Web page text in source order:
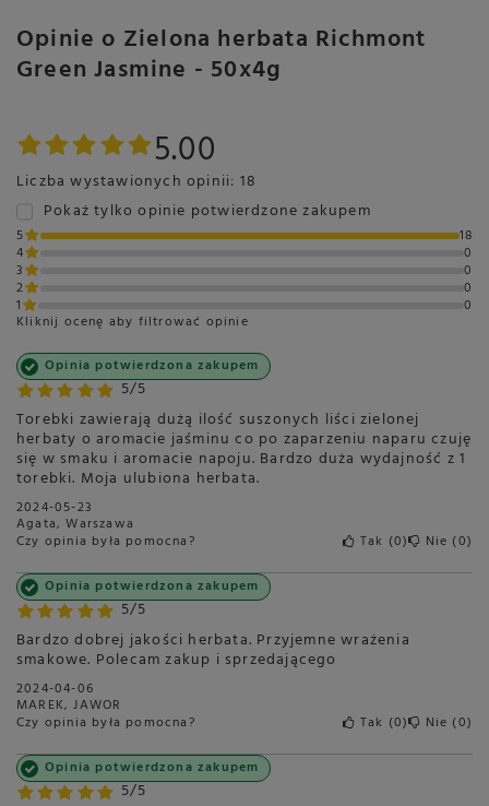
Opinie o Zielona herbata Richmont
Green Jasmine - 50x4g
5.00
Liczba wystawionych opinii: 18
Pokaż tylko opinie potwierdzone zakupem
5
18
4
0
3
0
2
0
1
0
Kliknij ocenę aby filtrować opinie
5/5
Opinia potwierdzona zakupem
Torebki zawierają dużą ilość suszonych liści zielonej
herbaty o aromacie jaśminu co po zaparzeniu naparu czuję
się w smaku i aromacie napoju. Bardzo duża wydajność z 1
torebki. Moja ulubiona herbata.
2024-05-23
Agata, Warszawa
Czy opinia była pomocna? Tak 0 Nie 0
5/5
Opinia potwierdzona zakupem
Bardzo dobrej jakości herbata. Przyjemne wrażenia
smakowe. Polecam zakup i sprzedającego
2024-04-06
MAREK, JAWOR
Czy opinia była pomocna? Tak 0 Nie 0
5/5
Opinia potwierdzona zakupem